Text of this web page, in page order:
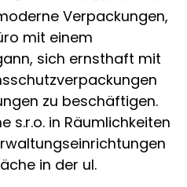
Verpackungen,
mit einem
sich ernsthaft mit
zu beschäftigen.
s.r.o. in Räumlichkeiten
in der ul.